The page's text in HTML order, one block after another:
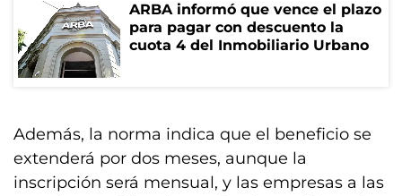
ARBA informó que vence el plazo
para pagar con descuento la
cuota 4 del Inmobiliario Urbano
Además, la norma indica que el beneficio se
extenderá por dos meses, aunque la
inscripción será mensual, y las empresas a las